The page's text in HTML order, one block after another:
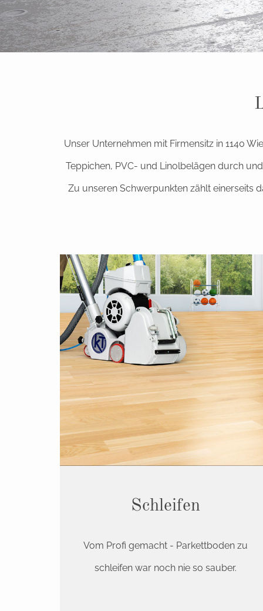
Unser Unternehmen mit Firmensitz in 1140
Teppichen, PVC- und Linolbelägen durch
Zu unseren Schwerpunkten zählt einerseits
Schleifen
Vom Profi gemacht - Parkettboden zu
schleifen war noch nie so sauber.